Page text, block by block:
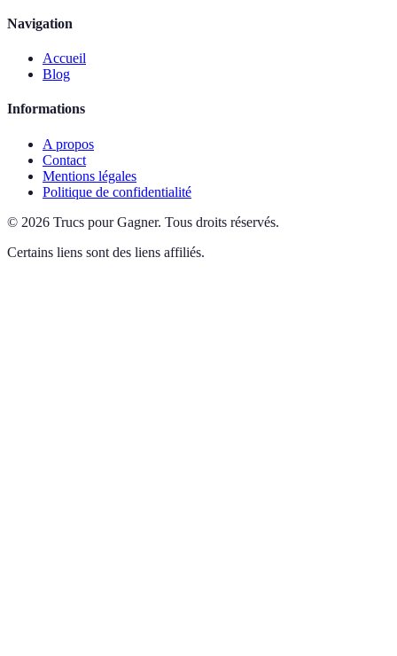
Navigation
Accueil
Blog
Informations
A propos
Contact
Mentions légales
Politique de confidentialité
© 2026 Trucs pour Gagner. Tous droits réservés.
Certains liens sont des liens affiliés.